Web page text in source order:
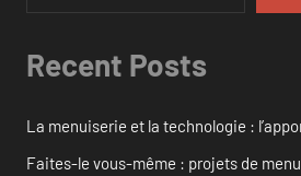
Recent Posts
La menuiserie et la technologie :
Faites-le vous-même : projets de